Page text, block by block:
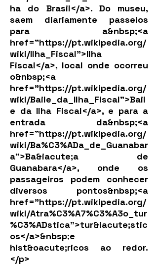
ha do Brasil</a>. Do museu,
saem diariamente passeios
para a&nbsp;<a
href="https://pt.wikipedia.org/
wiki/Ilha_Fiscal">Ilha
Fiscal</a>, local onde ocorreu
o&nbsp;<a
href="https://pt.wikipedia.org/
wiki/Baile_da_Ilha_Fiscal">Bail
e da Ilha Fiscal</a>, e para a
entrada da&nbsp;<a
href="https://pt.wikipedia.org/
wiki/Ba%C3%ADa_de_Guanabar
a">Ba&iacute;a de
Guanabara</a>, onde os
passageiros podem conhecer
diversos pontos&nbsp;<a
href="https://pt.wikipedia.org/
wiki/Atra%C3%A7%C3%A3o_tur
%C3%ADstica">tur&iacute;stic
os</a>&nbsp;e
hist&oacute;ricos ao redor.
</p>